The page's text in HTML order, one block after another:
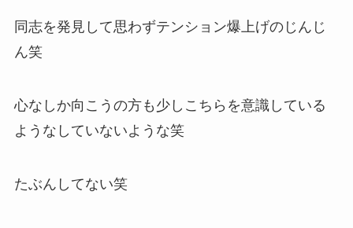
同志を発見して思わずテンション爆上げのじんじ
ん笑
心なしか向こうの方も少しこちらを意識している
ようなしていないような笑
たぶんしてない笑